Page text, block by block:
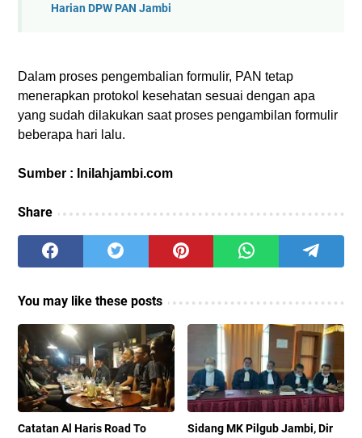
Harian DPW PAN Jambi
Dalam proses pengembalian formulir, PAN tetap
menerapkan protokol kesehatan sesuai dengan apa
yang sudah dilakukan saat proses pengambilan formulir
beberapa hari lalu.
Sumber : Inilahjambi.com
Share
You may like these posts
Catatan Al Haris Road To Sidang MK Pilgub Jambi, Dir